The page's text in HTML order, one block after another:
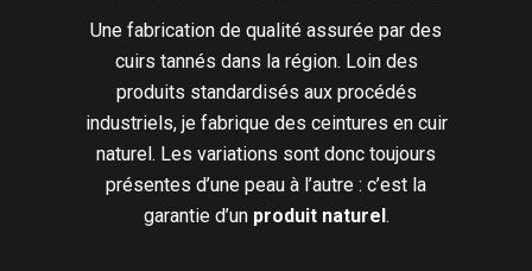
Une fabrication de qualité assurée par des
cuirs tannés dans la région. Loin des
produits standardisés aux procédés
industriels, je fabrique des ceintures en cuir
naturel. Les variations sont donc toujours
présentes d’une peau à l’autre : c’est la
garantie d’un produit naturel .